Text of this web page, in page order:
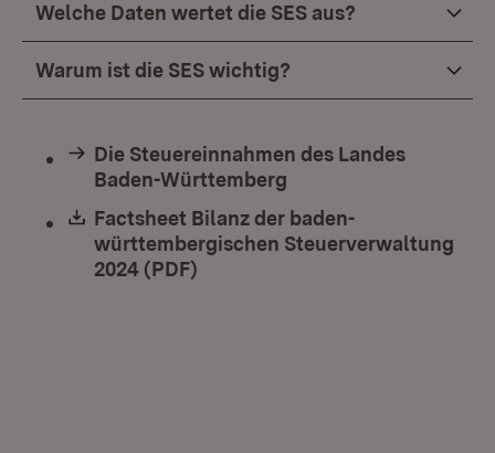
Welche Daten wertet die SES aus?
Warum ist die SES wichtig?
Die Steuereinnahmen des Landes
Baden-Württemberg
Download:
Factsheet Bilanz der baden-
württembergischen Steuerverwaltung
2024 (PDF)